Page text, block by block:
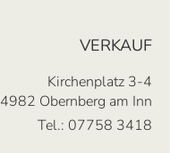
VERKAUF
Kirchenplatz 3-4
4982 Obernberg am Inn
Tel.: 07758 3418